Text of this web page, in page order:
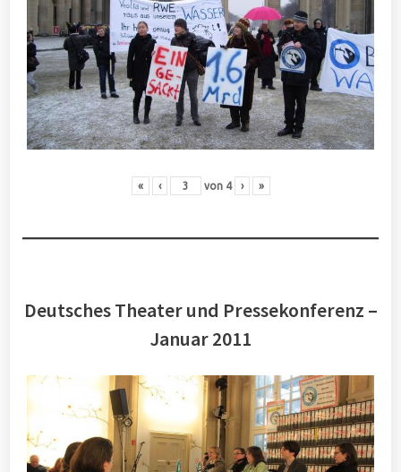
« ‹ von 4 › »
Deutsches Theater und Pressekonferenz –
Januar 2011